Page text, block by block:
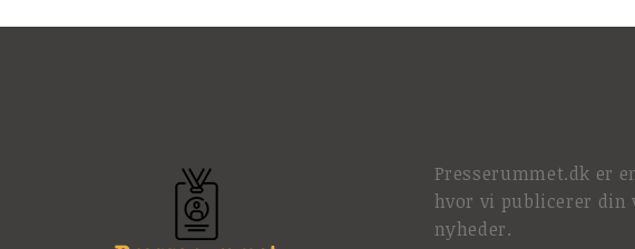
Presserummet.dk er
hvor vi publicerer din
nyheder.